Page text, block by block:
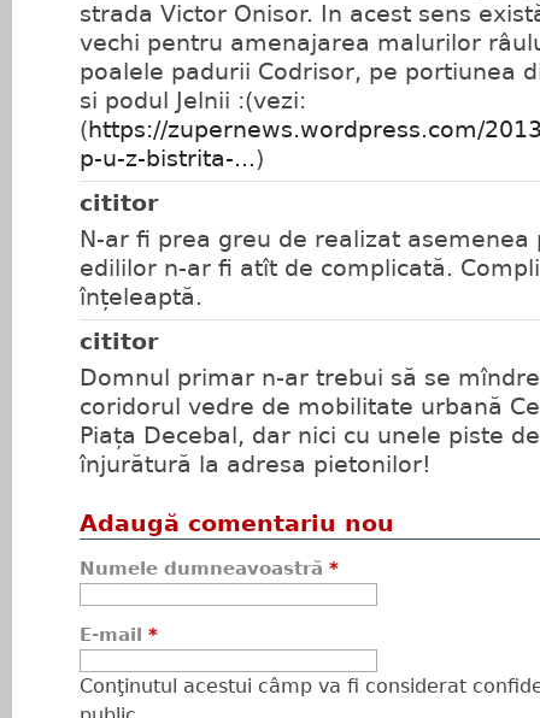
strada Victor Onisor. In acest sens
vechi pentru amenajarea malurilor
poalele padurii Codrisor, pe portiunea
si podul Jelnii :(vezi:
(https://zupernews.wordpress.com/
p-u-z-bistrita-...)
cititor
N-ar fi prea greu de realizat
edililor n-ar fi atît de complicată.
înțeleaptă.
cititor
Domnul primar n-ar trebui să se
coridorul vedre de mobilitate urbană
Piața Decebal, dar nici cu unele piste
înjurătură la adresa pietonilor!
Adaugă comentariu nou
Numele dumneavoastră *
E-mail *
Conţinutul acestui câmp va fi considerat